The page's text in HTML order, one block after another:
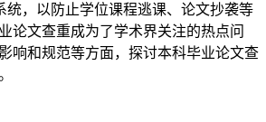
统，以防止学位课程逃课、论文抄袭等
论文查重成为了学术界关注的热点问
响和规范等方面，探讨本科毕业论文查